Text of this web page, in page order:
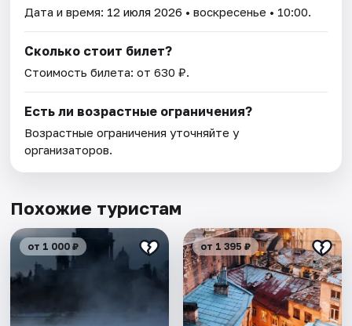
Дата и время: 12 июля 2026 • воскресенье • 10:00.
Сколько стоит билет?
Стоимость билета: от 630 ₽.
Есть ли возрастные ограничения?
Возрастные ограничения уточняйте у
организаторов.
Похожие туристам
от 1 000 ₽ от 1 395 ₽